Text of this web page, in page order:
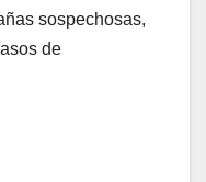
sospechosas,
de